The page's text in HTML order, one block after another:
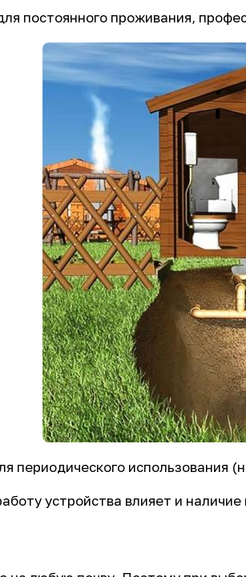
постоянного проживания,
периодического использования
устройства влияет и